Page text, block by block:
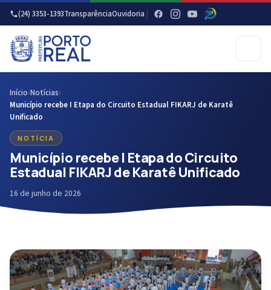
(24) 3353-1393TransparênciaOuvidoria
Início›Notícias›
Município recebe I Etapa do Circuito Estadual FIKARJ de Karatê
Unificado
NOTÍCIA
Município recebe I Etapa do Circuito
Estadual FIKARJ de Karatê Unificado
16 de junho de 2026